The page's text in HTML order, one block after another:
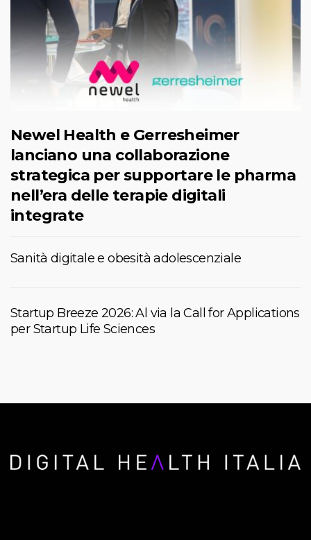
Newel Health e Gerresheimer
lanciano una collaborazione
strategica per supportare le pharma
nell’era delle terapie digitali
integrate
Sanità digitale e obesità adolescenziale
Startup Breeze 2026: Al via la Call for Applications
per Startup Life Sciences